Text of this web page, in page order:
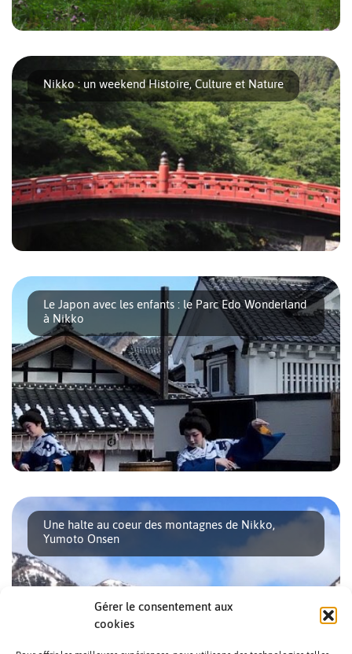
Gérer le consentement aux
cookies
région de Nikko, nous vous [...]
Nikko : un weekend Histoire, Culture et Nature
d’histoire. Les sanctuaires et [...]
Le Japon avec les enfants : le Parc Edo Wonderland
à Nikko
parc Edowonderland met en scène une période [...]
Une halte au coeur des montagnes de Nikko,
Yumoto Onsen